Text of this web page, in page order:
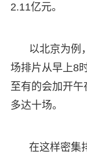
2.11亿元。
以北京为例
场排片从早上8
至有的会加开
多达十场。
在这样密集